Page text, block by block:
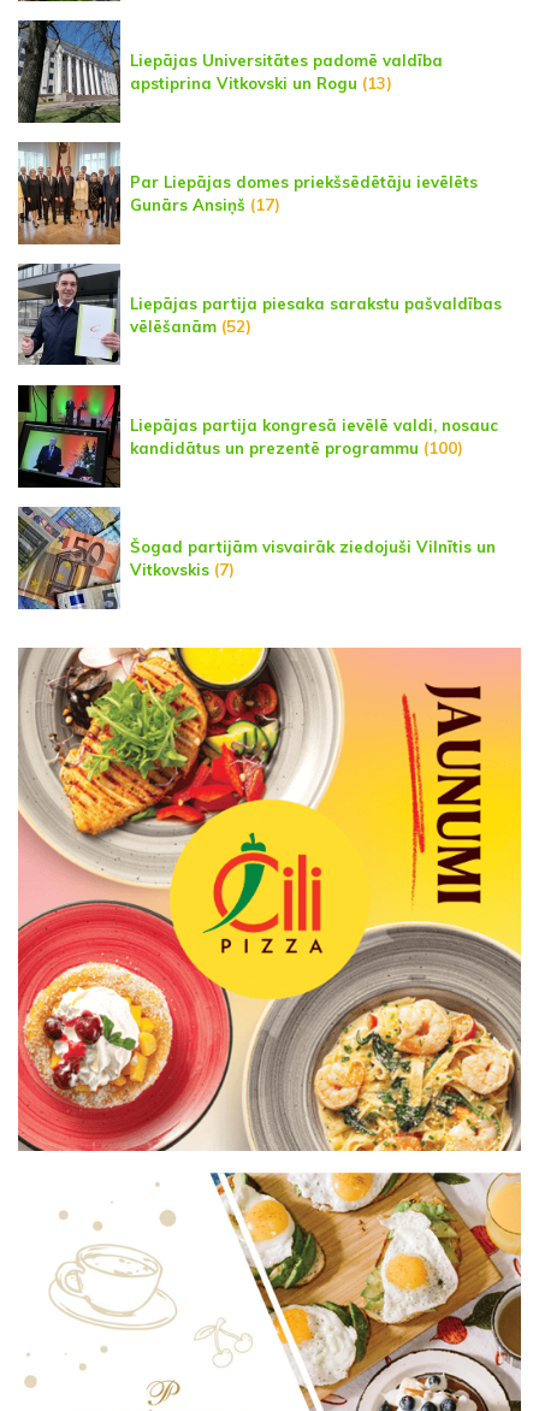
Liepājas Universitātes padomē valdība
apstiprina Vitkovski un Rogu (13)
Par Liepājas domes priekšsēdētāju ievēlēts
Gunārs Ansiņš (17)
Liepājas partija piesaka sarakstu pašvaldības
vēlēšanām (52)
Liepājas partija kongresā ievēlē valdi, nosauc
kandidātus un prezentē programmu (100)
Šogad partijām visvairāk ziedojuši Vilnītis un
Vitkovskis (7)